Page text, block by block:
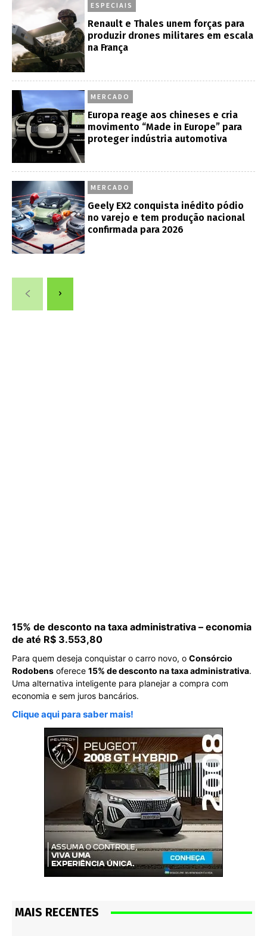
ESPECIAIS
Renault e Thales unem forças para
produzir drones militares em escala
na França
MERCADO
Europa reage aos chineses e cria
movimento “Made in Europe” para
proteger indústria automotiva
MERCADO
Geely EX2 conquista inédito pódio
no varejo e tem produção nacional
confirmada para 2026
15% de desconto na taxa administrativa – economia
de até R$ 3.553,80
Para quem deseja conquistar o carro novo, o Consórcio
Rodobens oferece 15% de desconto na taxa administrativa.
Uma alternativa inteligente para planejar a compra com
economia e sem juros bancários.
Clique aqui para saber mais!
MAIS RECENTES